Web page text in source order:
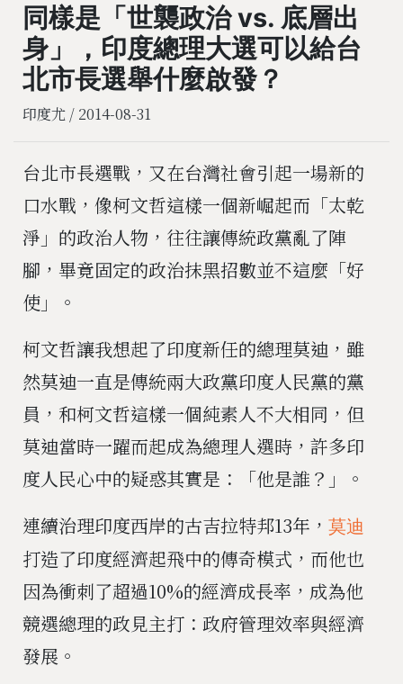
同樣是「世襲政治 vs. 底層出
身」，印度總理大選可以給台
北市長選舉什麼啟發？
印度尤 / 2014-08-31
台北市長選戰，又在台灣社會引起一場新的
口水戰，像柯文哲這樣一個新崛起而「太乾
淨」的政治人物，往往讓傳統政黨亂了陣
腳，畢竟固定的政治抹黑招數並不這麼「好
使」。
柯文哲讓我想起了印度新任的總理莫迪，雖
然莫迪一直是傳統兩大政黨印度人民黨的黨
員，和柯文哲這樣一個純素人不大相同，但
莫迪當時一躍而起成為總理人選時，許多印
度人民心中的疑惑其實是：「他是誰？」。
連續治理印度西岸的古吉拉特邦13年， 莫迪
打造了印度經濟起飛中的傳奇模式，而他也
因為衝刺了超過10%的經濟成長率，成為他
競選總理的政見主打：政府管理效率與經濟
發展。